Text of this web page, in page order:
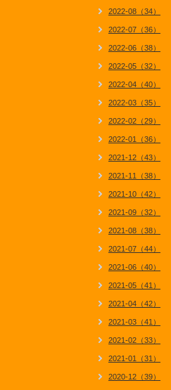
2022-08（34）
2022-07（36）
2022-06（38）
2022-05（32）
2022-04（40）
2022-03（35）
2022-02（29）
2022-01（36）
2021-12（43）
2021-11（38）
2021-10（42）
2021-09（32）
2021-08（38）
2021-07（44）
2021-06（40）
2021-05（41）
2021-04（42）
2021-03（41）
2021-02（33）
2021-01（31）
2020-12（39）